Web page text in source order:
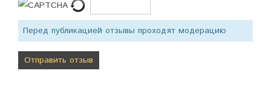
Перед публикацией отзывы проходят модерацию